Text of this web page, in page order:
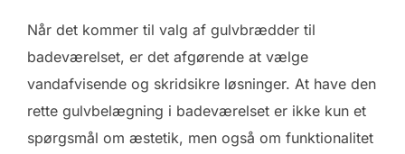
Når det kommer til valg af gulvbrædder til
badeværelset, er det afgørende at vælge
vandafvisende og skridsikre løsninger. At have den
rette gulvbelægning i badeværelset er ikke kun et
spørgsmål om æstetik, men også om funktionalitet